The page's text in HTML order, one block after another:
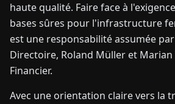
haute qualité. Faire face à
bases sûres pour l'infrastructure
est une responsabilité assumée
Directoire, Roland Müller et
Financier.
Avec une orientation claire vers la